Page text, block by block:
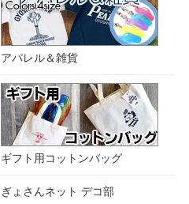
アパレル＆雑貨
ギフト用コットンバッグ
ぎょさんネット デコ部